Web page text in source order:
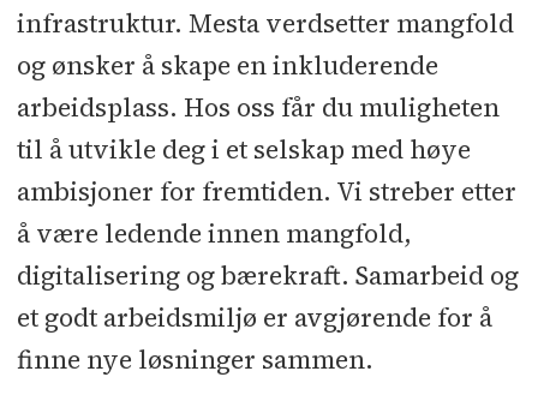
infrastruktur. Mesta verdsetter mangfold
og ønsker å skape en inkluderende
arbeidsplass. Hos oss får du muligheten
til å utvikle deg i et selskap med høye
ambisjoner for fremtiden. Vi streber etter
å være ledende innen mangfold,
digitalisering og bærekraft. Samarbeid og
et godt arbeidsmiljø er avgjørende for å
finne nye løsninger sammen.